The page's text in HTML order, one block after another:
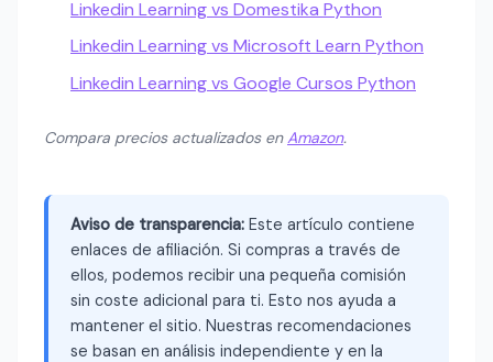
Linkedin Learning vs Domestika Python
Linkedin Learning vs Microsoft Learn Python
Linkedin Learning vs Google Cursos Python
Compara precios actualizados en Amazon.
Aviso de transparencia: Este artículo contiene
enlaces de afiliación. Si compras a través de
ellos, podemos recibir una pequeña comisión
sin coste adicional para ti. Esto nos ayuda a
mantener el sitio. Nuestras recomendaciones
se basan en análisis independiente y en la